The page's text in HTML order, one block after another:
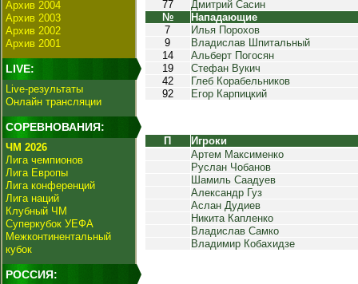
Архив 2004
Архив 2003
Архив 2002
Архив 2001
LIVE:
Live-результаты
Онлайн трансляции
СОРЕВНОВАНИЯ:
ЧМ 2026
Лига чемпионов
Лига Европы
Лига конференций
Лига наций
Клубный ЧМ
Суперкубок УЕФА
Межконтинентальный
кубок
РОССИЯ:
77
Дмитрий Сасин
№
Нападающие
7
Илья Порохов
9
Владислав Шпитальный
14
Альберт Погосян
19
Стефан Вукич
42
Глеб Корабельников
92
Егор Карпицкий
П
Игроки
Артем Максименко
Руслан Чобанов
Шамиль Саадуев
Александр Гуз
Аслан Дудиев
Никита Капленко
Владислав Самко
Владимир Кобахидзе